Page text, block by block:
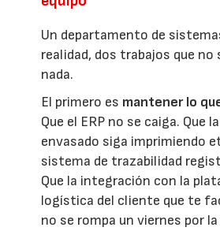
Un departamento de
realidad, dos trabajos que no
nada.
El primero es mantener lo
Que el ERP no se caiga. Que
envasado siga imprimiendo
sistema de trazabilidad
Que la integración con la
logística del cliente que te
no se rompa un viernes por